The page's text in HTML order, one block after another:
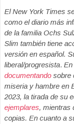
El New York Times
como el diario más
de la familia Ochs
Slim también tiene
versión en español.
liberal/progresista. En
documentando sobre
miseria y hambre en
2023, la tirada de su
ejemplares, mientras
copias. En cuanto a